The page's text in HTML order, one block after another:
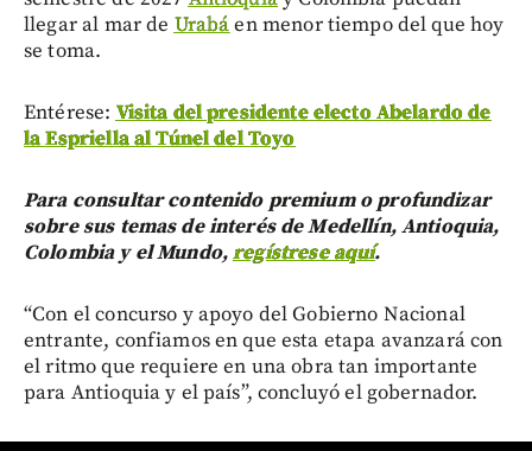
llegar al mar de Urabáen menor tiempo del que hoy
se toma.
Entérese: Visita del presidente electo Abelardo de
la Espriella al Túnel del Toyo
Para consultar contenido premium o profundizar
sobre sus temas de interés de Medellín, Antioquia,
Colombia y el Mundo,regístrese aquí.
“Con el concurso y apoyo del Gobierno Nacional
entrante, confiamos en que esta etapa avanzará con
el ritmo que requiere en una obra tan importante
para Antioquia y el país”, concluyó el gobernador.